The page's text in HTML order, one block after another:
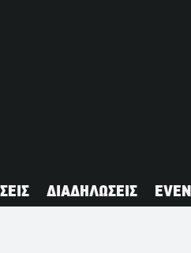
ΔΙΑΔΗΛΩΣΕΙΣ